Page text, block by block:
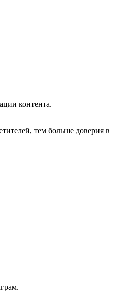
контента.
тем больше доверия в